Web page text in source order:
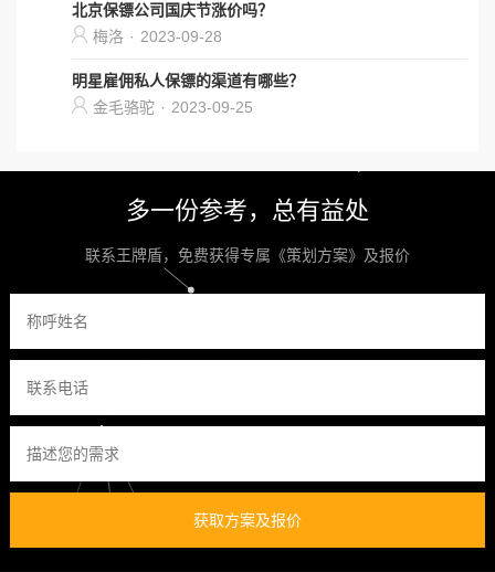
北京保镖公司国庆节涨价吗？
梅洛 · 2023-09-28
明星雇佣私人保镖的渠道有哪些？
金毛骆驼 · 2023-09-25
多一份参考，总有益处
联系王牌盾，免费获得专属《策划方案》及报价
获取方案及报价